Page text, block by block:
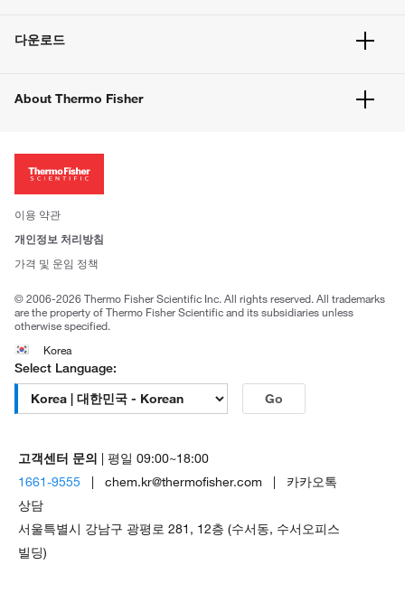
벌크 주문
고객 센터
웹사이트 개선사항
다운로드
About Thermo Fisher
투자자
사회적 책임
브랜드
이용 약관
개인정보 처리방침
가격 및 운임 정책
© 2006-2026 Thermo Fisher Scientific Inc. All rights reserved. All trademarks
are the property of Thermo Fisher Scientific and its subsidiaries unless
otherwise specified.
Korea
Select Language:
Go
고객센터 문의 | 평일 09:00~18:00
1661-9555 | chem.kr@thermofisher.com | 카카오톡
상담
서울특별시 강남구 광평로 281, 12층 (수서동, 수서오피스
빌딩)